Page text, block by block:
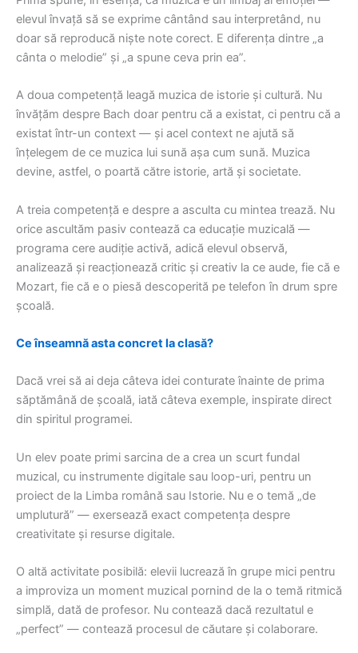
elevul învață să se exprime cântând sau interpretând, nu
doar să reproducă niște note corect. E diferența dintre „a
cânta o melodie” și „a spune ceva prin ea”.
A doua competență leagă muzica de istorie și cultură. Nu
învățăm despre Bach doar pentru că a existat, ci pentru că a
existat într-un context — și acel context ne ajută să
înțelegem de ce muzica lui sună așa cum sună. Muzica
devine, astfel, o poartă către istorie, artă și societate.
A treia competență e despre a asculta cu mintea trează. Nu
orice ascultăm pasiv contează ca educație muzicală —
programa cere audiție activă, adică elevul observă,
analizează și reacționează critic și creativ la ce aude, fie că e
Mozart, fie că e o piesă descoperită pe telefon în drum spre
școală.
Ce înseamnă asta concret la clasă?
Dacă vrei să ai deja câteva idei conturate înainte de prima
săptămână de școală, iată câteva exemple, inspirate direct
din spiritul programei.
Un elev poate primi sarcina de a crea un scurt fundal
muzical, cu instrumente digitale sau loop-uri, pentru un
proiect de la Limba română sau Istorie. Nu e o temă „de
umplutură” — exersează exact competența despre
creativitate și resurse digitale.
O altă activitate posibilă: elevii lucrează în grupe mici pentru
a improviza un moment muzical pornind de la o temă ritmică
simplă, dată de profesor. Nu contează dacă rezultatul e
„perfect” — contează procesul de căutare și colaborare.